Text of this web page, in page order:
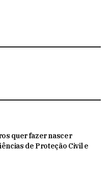
quer fazer nascer
de Proteção Civil e